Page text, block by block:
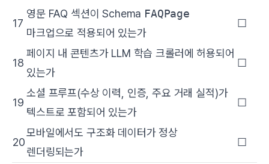
17
영문 FAQ 섹션이 Schema FAQPage
마크업으로 적용되어 있는가
☐
18
페이지 내 콘텐츠가 LLM 학습 크롤러에 허용되어
있는가
☐
19
소셜 프루프(수상 이력, 인증, 주요 거래 실적)가
텍스트로 포함되어 있는가
☐
20
모바일에서도 구조화 데이터가 정상
렌더링되는가
☐